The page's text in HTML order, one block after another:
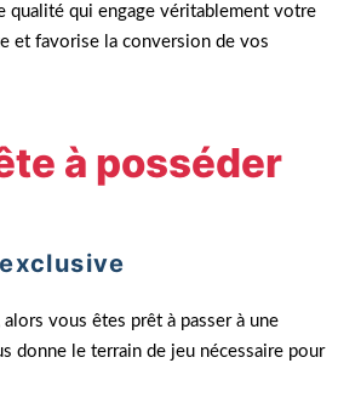
qualité qui engage véritablement votre
et favorise la conversion de vos
à posséder
vous êtes prêt à passer à une
donne le terrain de jeu nécessaire pour